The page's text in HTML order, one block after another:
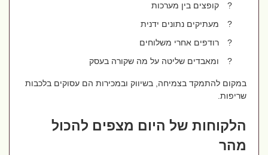
קופצים בין מערכות
מעתיקים נתונים ידנית
רודפים אחרי משלוחים
ומאבדים שליטה על מה שקורה בעסק
במקום להתמקד בצמיחה, בשיווק ובמכירות הם עסוקים בלכבות
שריפות.
הלקוחות של היום מצפים להכול
מהר